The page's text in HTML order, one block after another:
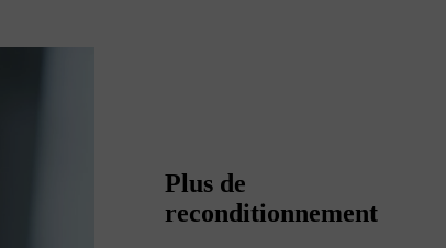
Plus de
reconditionnement